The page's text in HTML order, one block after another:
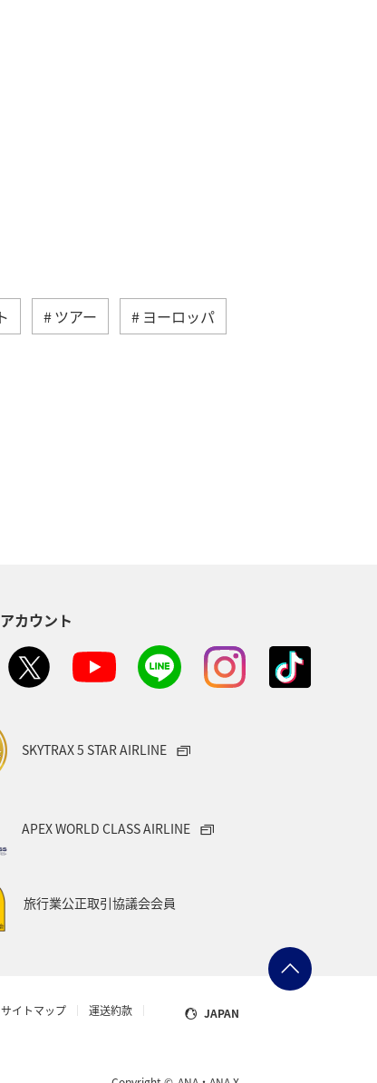
ツアー ヨーロッパ
カウント
SKYTRAX 5 STAR AIRLINE
APEX WORLD CLASS AIRLINE
旅行業公正取引協議会会員
サイトマップ
運送約款
JAPAN